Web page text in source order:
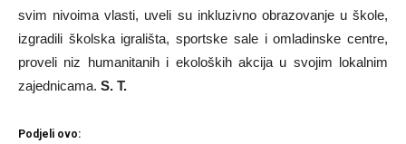
svim nivoima vlasti, uveli su inkluzivno obrazovanje u škole,
izgradili školska igrališta, sportske sale i omladinske centre,
proveli niz humanitanih i ekoloških akcija u svojim lokalnim
zajednicama. S. T.
Podjeli ovo: